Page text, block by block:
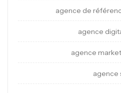
agence de
agence
agence
agence